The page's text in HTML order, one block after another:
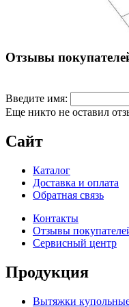
Отзывы
Введите имя:
Еще никто не оставил
Сайт
Каталог
Доставка и оплата
Обратная связь
Контакты
Отзывы
Сервисный центр
Продукция
Вытяжки